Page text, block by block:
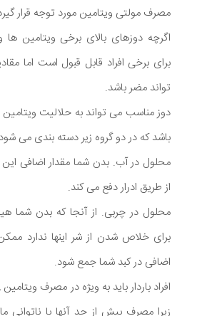
مصرف مولتی ویتامین مورد توجه قرار
اگرچه دوزهای بالای برخی ویتامین ها
برای برخی افراد قابل قبول است اما
تواند مضر باشد.
دوز مناسب می تواند به حلالیت
باشد که در دو گروه زیر دسته بندی می
محلول در آب. بدن شما مقدار اضافی این
از طریق ادرار دفع می کند.
محلول در چربی. از آنجا که بدن شما
برای خلاص شدن از شر اینها ندارد
اضافی در کبد شما جمع شود.
زیرا مصرف بیش از حد آنها با ناتوانی